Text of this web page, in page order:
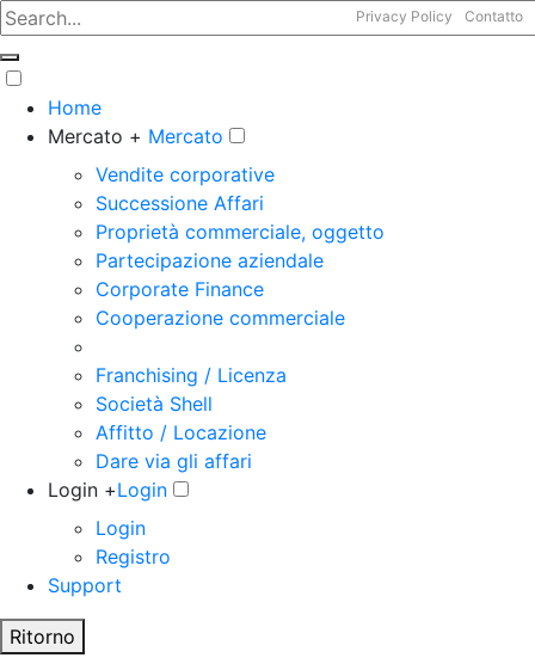
Privacy Policy Contatto
Home
Mercato + Mercato
Vendite corporative
Successione Affari
Proprietà commerciale, oggetto
Partecipazione aziendale
Corporate Finance
Cooperazione commerciale
Franchising / Licenza
Società Shell
Affitto / Locazione
Dare via gli affari
Login +Login
Login
Registro
Support
Ritorno